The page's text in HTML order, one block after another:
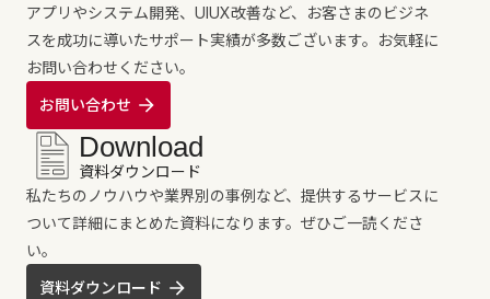
アプリやシステム開発、UIUX改善など、お客さまのビジネ
スを成功に導いたサポート実績が多数ございます。お気軽に
お問い合わせください。
お問い合わせ
Download
資料ダウンロード
私たちのノウハウや業界別の事例など、提供するサービスに
ついて詳細にまとめた資料になります。ぜひご一読くださ
い。
資料ダウンロード